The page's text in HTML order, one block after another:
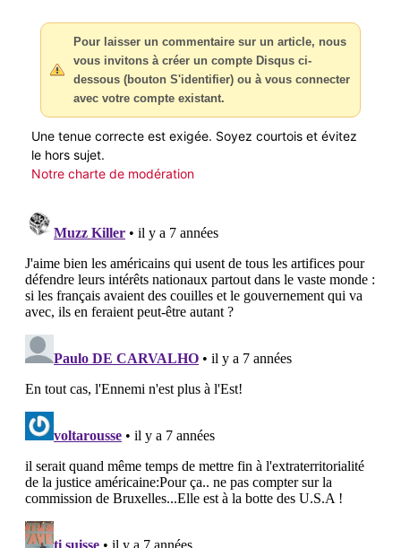
Pour laisser un commentaire sur un article, nous
vous invitons à créer un compte Disqus ci-
dessous (bouton S'identifier) ou à vous connecter
avec votre compte existant.
Une tenue correcte est exigée. Soyez courtois et évitez
le hors sujet.
Notre charte de modération